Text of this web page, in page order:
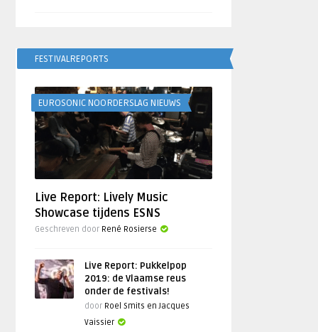
FESTIVALREPORTS
EUROSONIC NOORDERSLAG NIEUWS
Live Report: Lively Music
Showcase tijdens ESNS
Geschreven door René Rosierse
Live Report: Pukkelpop
2019: de Vlaamse reus
onder de festivals!
door Roel Smits en Jacques
Vaissier